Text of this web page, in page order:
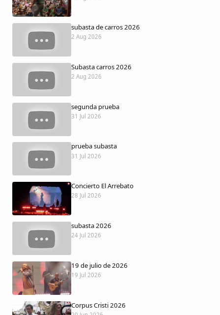
Idiosincrasia
Diccionario
Traductor
Dichos
Cancionero Local
Apodos
Peñas
La palra
Modo oscuro
subasta de carros 2026
2 Aug 2026
Subasta carros 2026
2 Aug 2026
segunda prueba
31 Jul 2026
prueba subasta
31 Jul 2026
Concierto El Arrebato
28 Jul 2026
subasta 2026
24 Jul 2026
19 de julio de 2026
19 Jul 2026
Corpus Cristi 2026